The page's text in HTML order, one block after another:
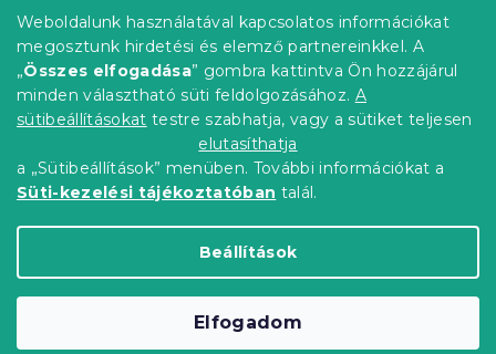
Weboldalunk használatával kapcsolatos információkat
megosztunk hirdetési és elemző partnereinkkel. A
„Összes elfogadása” gombra kattintva Ön hozzájárul
minden választható süti feldolgozásához. A
sütibeállításokat testre szabhatja, vagy a sütiket teljesen
elutasíthatja
a „Sütibeállítások” menüben. További információkat a
Süti-kezelési tájékoztatóban talál.
Beállítások
Elfogadom
e
l
e
m
e
i
Elérhetőség
Általános szerződési feltételek
Adatvédelmi nyilatkozat
Blog
Partnereinknek
Copyright 2026Elerheto otthon. Minden jog
Süti beállítások szerkesztése